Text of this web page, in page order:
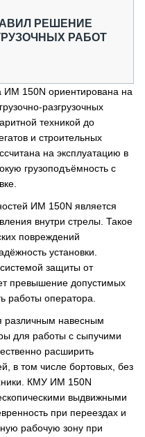
РЕШЕНИЕ
РАБОТ
ИМ 150N ориентирована на
разгрузочных
техникой до
и строительных
на эксплуатацию в
грузоподъёмность с
ИМ 150N является
внутри стрелы. Такое
повреждений
установки.
защиты от
превышение допустимых
работы оператора.
различным навесным
для работы с сыпучими
расширить
в том числе бортовых, без
КМУ ИМ 150N
выдвижными
при переездах и
рабочую зону при